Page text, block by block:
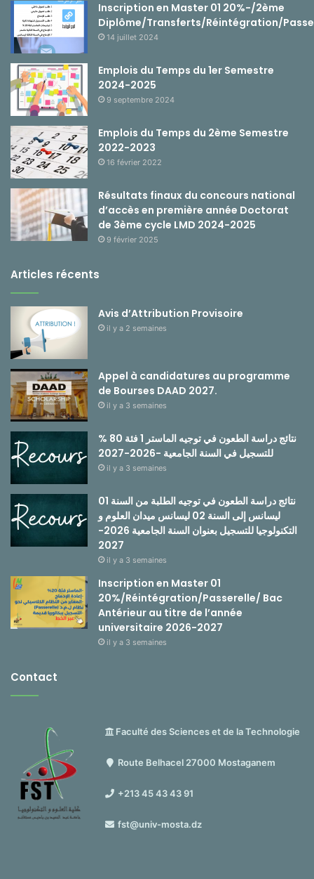
Inscription en Master 01 20%-/2ème
Diplôme/Transferts/Réintégration/
14 juillet 2024
Emplois du Temps du 1er Semestre
2024-2025
9 septembre 2024
Emplois du Temps du 2ème Semestre
2022-2023
16 février 2022
Résultats finaux du concours national
d’accès en première année Doctorat
de 3ème cycle LMD 2024-2025
9 février 2025
Articles récents
Avis d’Attribution Provisoire
il y a 2 semaines
Appel à candidatures au programme
de Bourses DAAD 2027.
il y a 3 semaines
نتائج دراسة الطعون في توجيه الماستر 1 فئة 80 %
للتسجيل في السنة الجامعية -2026-2027
il y a 3 semaines
نتائج دراسة الطعون في توجيه الطلبة من السنة 01
ليسانس إلى السنة 02 ليسانس ميدان العلوم و
التكنولوجيا للتسجيل بعنوان السنة الجامعية 2026-
2027
il y a 3 semaines
Inscription en Master 01
20%/Réintégration/Passerelle/ Bac
Antérieur au titre de l’année
universitaire 2026-2027
il y a 3 semaines
Contact
Faculté des Sciences et de la Technologie
Route Belhacel 27000 Mostaganem
+213 45 43 43 91
fst@univ-mosta.dz